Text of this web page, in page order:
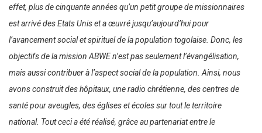
effet, plus de cinquante années qu’un petit groupe de missionnaires
est arrivé des Etats Unis et a œuvré jusqu’aujourd’hui pour
l’avancement social et spirituel de la population togolaise. Donc, les
objectifs de la mission ABWE n’est pas seulement l’évangélisation,
mais aussi contribuer à l’aspect social de la population. Ainsi, nous
avons construit des hôpitaux, une radio chrétienne, des centres de
santé pour aveugles, des églises et écoles sur tout le territoire
national. Tout ceci a été réalisé, grâce au partenariat entre le